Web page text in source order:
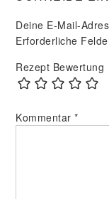
Deine E-Mail-
Erforderliche
Rezept Bewertung
Kommentar*